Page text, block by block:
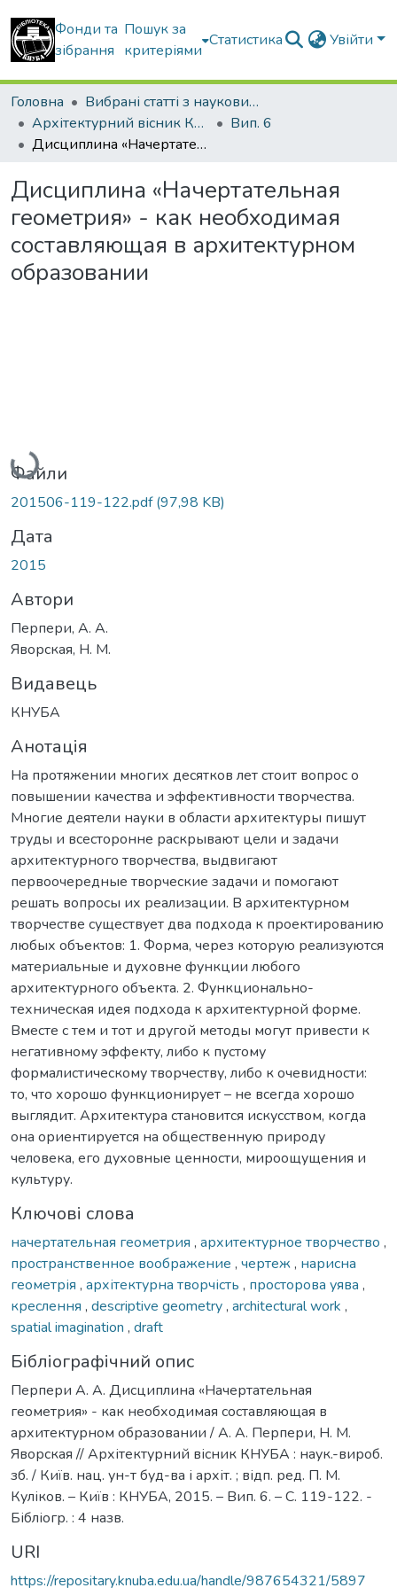
Фонди та
зібрання
Пошук за
критеріями
Статистика Увійти
Головна
Вибрані статті з наукових збірників КНУБА
Архітектурний вісник КНУБА
Вип. 6
Дисциплина «Начертательная геометрия» - как необходимая составляющая в архитектурном образовании
Дисциплина «Начертательная
геометрия» - как необходимая
составляющая в архитектурном
образовании
Вантажиться...
Файли
201506-119-122.pdf(97,98 KB)
Дата
2015
Автори
Перпери, А. А.
Яворская, Н. М.
Видавець
КНУБА
Анотація
На протяжении многих десятков лет стоит вопрос о
повышении качества и эффективности творчества.
Многие деятели науки в области архитектуры пишут
труды и всесторонне раскрывают цели и задачи
архитектурного творчества, выдвигают
первоочередные творческие задачи и помогают
решать вопросы их реализации. В архитектурном
творчестве существует два подхода к проектированию
любых объектов: 1. Форма, через которую реализуются
материальные и духовне функции любого
архитектурного объекта. 2. Функционально-
техническая идея подхода к архитектурной форме.
Вместе с тем и тот и другой методы могут привести к
негативному эффекту, либо к пустому
формалистическому творчеству, либо к очевидности:
то, что хорошо функционирует – не всегда хорошо
выглядит. Архитектура становится искусством, когда
она ориентируется на общественную природу
человека, его духовные ценности, мироощущения и
культуру.
Ключові слова
начертательная геометрия , архитектурное творчество ,
пространственное воображение , чертеж, нарисна
геометрія , архітектурна творчість , просторова уява ,
креслення , descriptive geometry, architectural work ,
spatial imagination , draft
Бібліографічний опис
Перпери А. А. Дисциплина «Начертательная
геометрия» - как необходимая составляющая в
архитектурном образовании / А. А. Перпери, Н. М.
Яворская // Архітектурний вісник КНУБА : наук.-вироб.
зб. / Київ. нац. ун-т буд-ва і архіт. ; відп. ред. П. М.
Куліков. – Київ : КНУБА, 2015. – Вип. 6. – С. 119-122. -
Бібліогр. : 4 назв.
URI
https://repositary.knuba.edu.ua/handle/987654321/5897